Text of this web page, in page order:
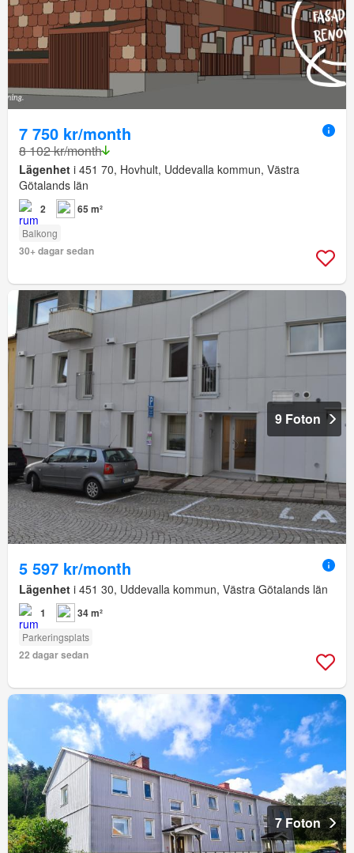
7 750 kr/month
8 102 kr/month
Lägenhet i 451 70, Hovhult, Uddevalla kommun, Västra
Götalands län
2 65 m²
Balkong
30+ dagar sedan
9 Foton
5 597 kr/month
Lägenhet i 451 30, Uddevalla kommun, Västra Götalands län
1 34 m²
Parkeringsplats
22 dagar sedan
7 Foton